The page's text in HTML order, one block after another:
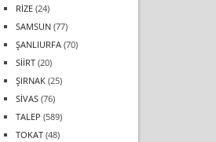
RİZE(24)
SAMSUN(77)
ŞANLIURFA(70)
SİİRT(20)
ŞIRNAK(25)
SİVAS(76)
TALEP (589)
TOKAT(48)